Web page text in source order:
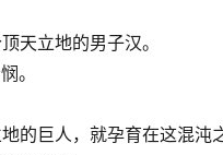
天立地的男子汉。
。
的巨人，就孕育在这混沌